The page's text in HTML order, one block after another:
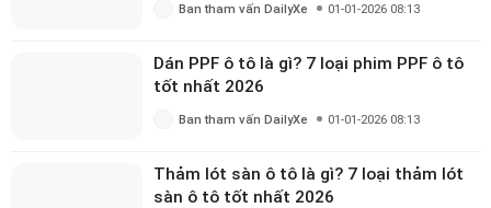
Ban tham vấn DailyXe 01-01-2026 08:13
Dán PPF ô tô là gì? 7 loại phim PPF ô tô
tốt nhất 2026
Ban tham vấn DailyXe 01-01-2026 08:13
Thảm lót sàn ô tô là gì? 7 loại thảm lót
sàn ô tô tốt nhất 2026